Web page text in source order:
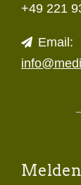
+49 221
Email: